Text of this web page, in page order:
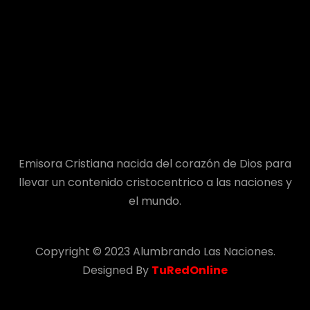
Emisora Cristiana nacida del corazón de Dios para
llevar un contenido cristocentrico a las naciones y
el mundo.
Copyright © 2023 Alumbrando Las Naciones.
Designed By TuRedOnline